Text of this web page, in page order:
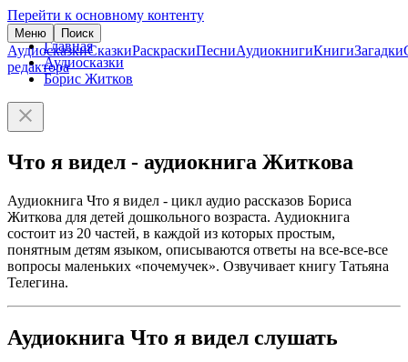
Перейти к основному контенту
Меню Поиск
АудиосказкиСказкиРаскраскиПесниАудиокнигиКнигиЗагадки
редактора
Главная
Аудиосказки
Борис Житков
Что я видел - аудиокнига Житкова
Аудиокнига Что я видел - цикл аудио рассказов Бориса
Житкова для детей дошкольного возраста. Аудиокнига
состоит из 20 частей, в каждой из которых простым,
понятным детям языком, описываются ответы на все-все-все
вопросы маленьких «почемучек». Озвучивает книгу Татьяна
Телегина.
Аудиокнига Что я видел слушать